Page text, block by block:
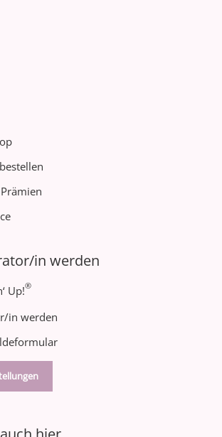
in werden
Up!®
in werden